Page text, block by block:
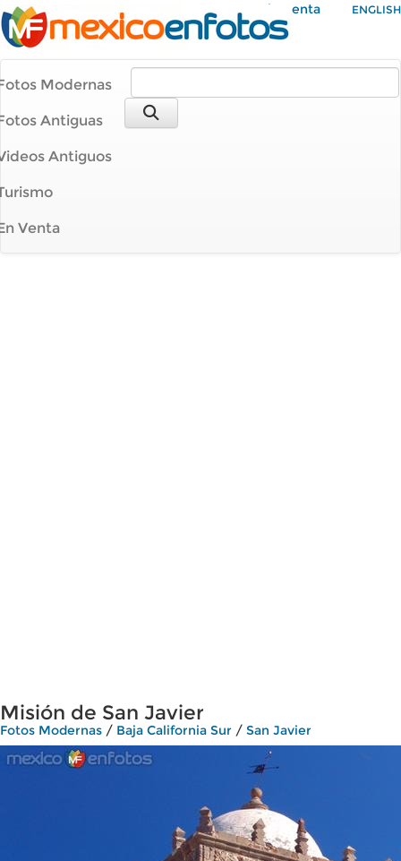
Mi Cuenta ENGLISH
Modernas
Antiguas
Antiguos
Venta
Misión de San Javier
Fotos Modernas / Baja California Sur / San Javier